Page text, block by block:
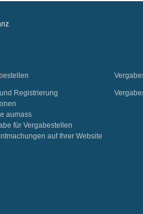
Registrierung
aumass
für Vergabestellen
auf Ihrer Website